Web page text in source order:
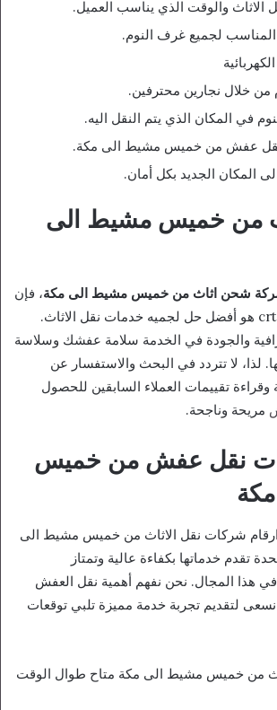
الاثاث والوقت الذي يناسب العميل.
المناسب لجميع غرف النوم.
خلال نجارين محترفين.
في المكان الذي يتم النقل اليه.
نقل عفش من خميس مشيط الى مكة.
المكان الجديد بكل أمان.
من خميس مشيط الى
شحن اثاث من خميس مشيط الى مكة، فإن
الاعتماد على شركة crt هو أفضل حل لجميه خدمات نقل الاثاث.
والجودة في الخدمة سلامة عفشك وسلاسة
لذا، لا تتردد في البحث والاستفسار عن
تقييمات العملاء السابقين للحصول
مريحة وناجحة.
نقل عفش من خميس
ارقام شركات نقل الاثاث من خميس مشيط الى
تقدم خدماتها بكفاءة عالية وتمتاز
في هذا المجال. نحن نفهم أهمية نقل العفش
لتقديم تجربة خدمة مميزة تلبي توقعات
من خميس مشيط الى مكة متاح طوال الوقت